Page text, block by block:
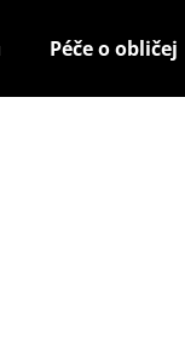
Péče o obličej